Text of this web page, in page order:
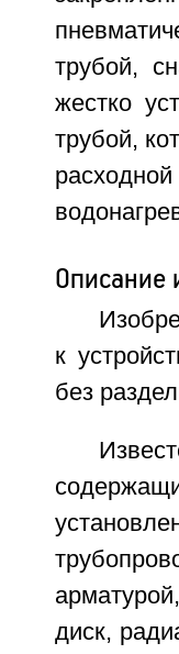
трубой,
жестко
трубой,
Описание
к
без
диск,